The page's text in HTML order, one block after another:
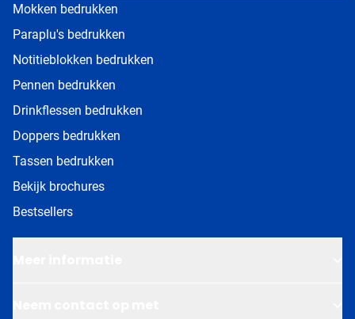
Mokken bedrukken
Paraplu's bedrukken
Notitieblokken bedrukken
Pennen bedrukken
Drinkflessen bedrukken
Doppers bedrukken
Tassen bedrukken
Bekijk brochures
Bestsellers